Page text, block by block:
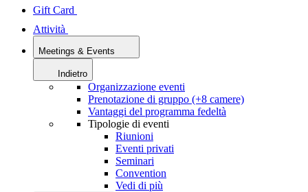
Gift Card
Attività
Meetings & Events
Indietro
Organizzazione eventi
Prenotazione di gruppo (+8 camere)
Vantaggi del programma fedeltà
Tipologie di eventi
Riunioni
Eventi privati
Seminari
Convention
Vedi di più